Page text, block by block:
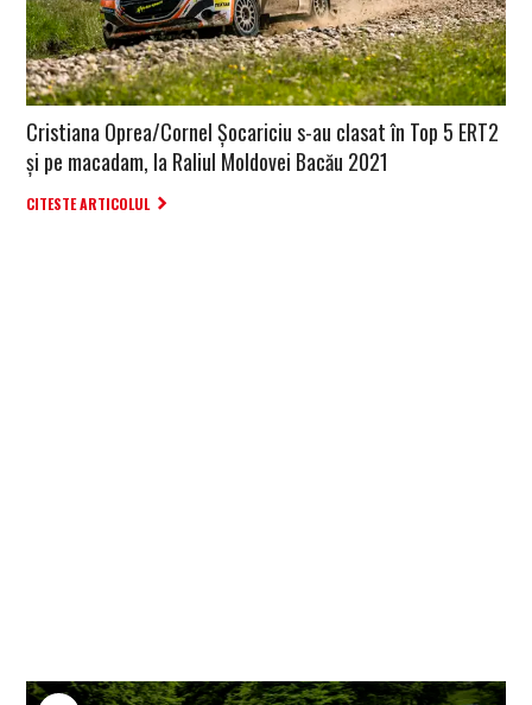
Cristiana Oprea/Cornel Șocariciu s-au clasat în Top 5 ERT2
și pe macadam, la Raliul Moldovei Bacău 2021
CITESTE ARTICOLUL